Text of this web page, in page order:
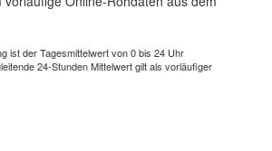
ist der Tagesmittelwert von 0 bis 24 Uhr
24-Stunden Mittelwert gilt als vorläufiger